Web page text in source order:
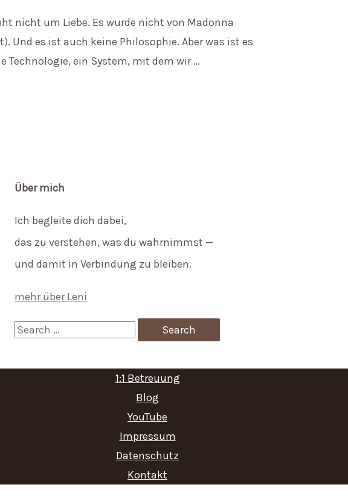
nicht um Liebe. Es wurde nicht von Madonna
Und es ist auch keine Philosophie. Aber was ist es
Technologie, ein System, mit dem wir …
Über mich
Ich begleite dich dabei,
das zu verstehen, was du wahrnimmst —
und damit in Verbindung zu bleiben.
mehr über Leni
S
a
1:1 Betreuung
Blog
YouTube
Impressum
Datenschutz
Kontakt